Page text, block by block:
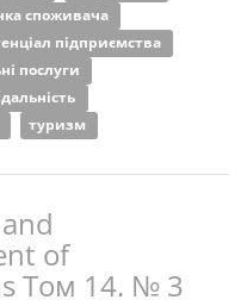
споживача
підприємства
послуги
туризм
of
Том 14. № 3